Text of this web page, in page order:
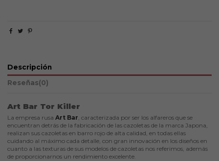
Descripción
Reseñas(0)
Art Bar Tor Killer
La empresa rusa Art Bar, caracterizada por ser los alfareros que se
encuentran detrás de la fabricación de las cazoletas de la marca Japona,
realizan sus cazoletas en barro rojo de alta calidad, en todas ellas
cuidando al máximo cada detalle, con gran innovación en los diseños en
cuanto a las texturas de sus modelos de cazoletas nos referimos, además
de proporcionarnos un rendimiento excelente.